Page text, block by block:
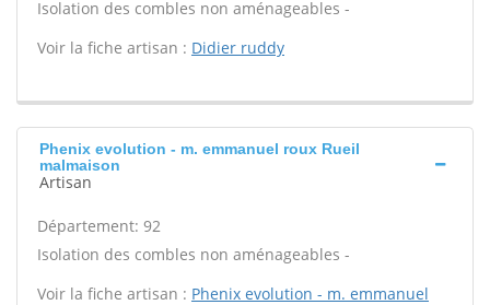
Isolation des combles non aménageables -
Voir la fiche artisan : Didier ruddy
Phenix evolution - m. emmanuel roux Rueil
malmaison
Artisan
Département: 92
Isolation des combles non aménageables -
Voir la fiche artisan : Phenix evolution - m. emmanuel